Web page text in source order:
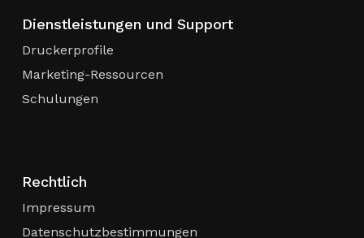
Dienstleistungen und Support
Druckerprofile
Marketing-Ressourcen
Schulungen
Rechtlich
Impressum
Datenschutzbestimmungen